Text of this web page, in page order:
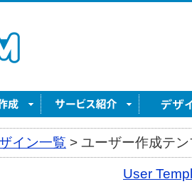
イン一覧 > ユーザー作成テ
User